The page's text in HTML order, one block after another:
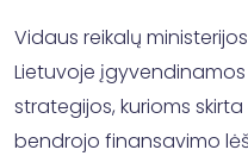
Vidaus reikalų
Lietuvoje
strategijos, kurioms
bendrojo finansavimo